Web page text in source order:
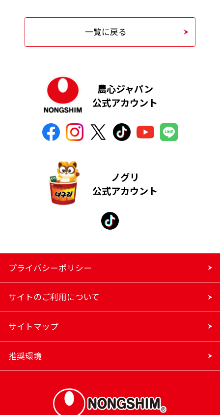
一覧に戻る
農心ジャパン
公式アカウント
ノグリ
公式アカウント
プライバシーポリシー
サイトのご利用について
サイトマップ
推奨環境